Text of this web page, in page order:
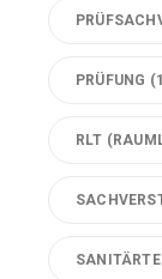
PRÜFUNG
RLT